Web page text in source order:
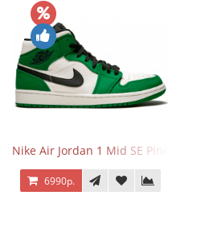
Nike Air Jordan 1 Mid SE Pine Green
6990р.